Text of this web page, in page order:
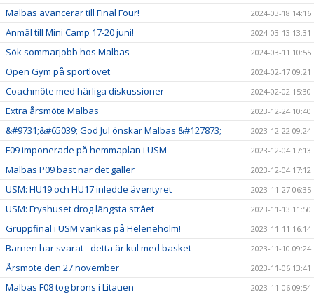
Malbas avancerar till Final Four! 2024-03-18 14:16
Anmäl till Mini Camp 17-20 juni! 2024-03-13 13:31
Sök sommarjobb hos Malbas 2024-03-11 10:55
Open Gym på sportlovet 2024-02-17 09:21
Coachmöte med härliga diskussioner 2024-02-02 15:30
Extra årsmöte Malbas 2023-12-24 10:40
&#9731;&#65039; God Jul önskar Malbas &#127873; 2023-12-22 09:24
F09 imponerade på hemmaplan i USM 2023-12-04 17:13
Malbas P09 bäst när det gäller 2023-12-04 17:12
USM: HU19 och HU17 inledde äventyret 2023-11-27 06:35
USM: Fryshuset drog längsta strået 2023-11-13 11:50
Gruppfinal i USM vankas på Heleneholm! 2023-11-11 16:14
Barnen har svarat - detta är kul med basket 2023-11-10 09:24
Årsmöte den 27 november 2023-11-06 13:41
Malbas F08 tog brons i Litauen 2023-11-06 09:54